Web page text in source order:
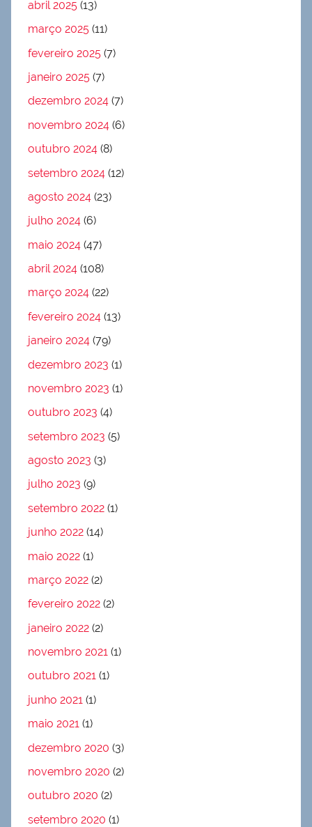
abril 2025 (13)
março 2025 (11)
fevereiro 2025 (7)
janeiro 2025 (7)
dezembro 2024 (7)
novembro 2024 (6)
outubro 2024 (8)
setembro 2024 (12)
agosto 2024 (23)
julho 2024 (6)
maio 2024 (47)
abril 2024 (108)
março 2024 (22)
fevereiro 2024 (13)
janeiro 2024 (79)
dezembro 2023 (1)
novembro 2023 (1)
outubro 2023 (4)
setembro 2023 (5)
agosto 2023 (3)
julho 2023 (9)
setembro 2022 (1)
junho 2022 (14)
maio 2022 (1)
março 2022 (2)
fevereiro 2022 (2)
janeiro 2022 (2)
novembro 2021 (1)
outubro 2021 (1)
junho 2021 (1)
maio 2021 (1)
dezembro 2020 (3)
novembro 2020 (2)
outubro 2020 (2)
setembro 2020 (1)